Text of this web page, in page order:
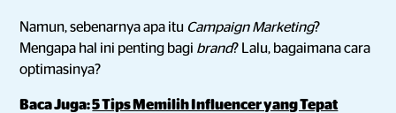
Namun, sebenarnya apa itu Campaign Marketing?
Mengapa hal ini penting bagi brand? Lalu, bagaimana cara
optimasinya?
Baca Juga:5 Tips Memilih Influencer yang Tepat